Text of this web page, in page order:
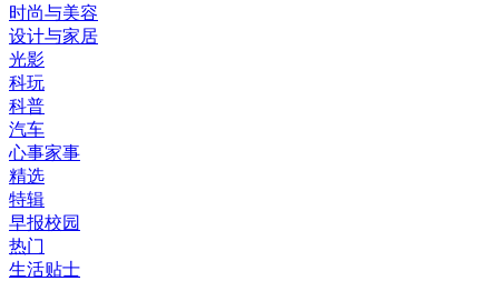
时尚与美容
设计与家居
光影
科玩
科普
汽车
心事家事
精选
特辑
早报校园
热门
生活贴士